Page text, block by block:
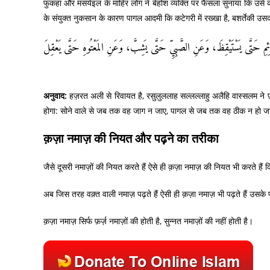
फुकहा और मसयेइल के माहिर लोग ने बेहोश व्यक्ति पर फैसला सुनाया कि उसे
के संयुक्त नुकसान के कारण पागल आदमी कि कटेगरी में रख्खा है, बशर्तेकी
حَتَّى يَسْتَيْقِظَ، وَعَنِ الصَّبِيِّ حَتَّى يَشِبَّ، وَعَنِ المَعْتُوهِ حَتَّى يَعْقِلَ
अनुवाद: हज़रत अली से रिवायत है, रसुलुललाह सल्लल्लाहु अलैहि वास्सलम ने
होगा: सोने वाले से जब तक वह जाग न जाए, पागल से जब तक वह ठीक न
क़ज़ा नमाज़ की नियत और पढ़ने का तरीका
जैसे दूसरी नमाज़ों की नियत करते हैं ऐसे ही क़ज़ा नमाज़ की नियत भी करते हैं
अब जिस तरह वक़्त वाली नमाज़ पढ़ते हैं ऐसी ही क़ज़ा नमाज़ भी पढ़ते हैं उसके
क़ज़ा नमाज़ सिर्फ फ़र्ज़ नमाज़ों की होती है, सुन्नत नमाज़ों की नहीं होती है।